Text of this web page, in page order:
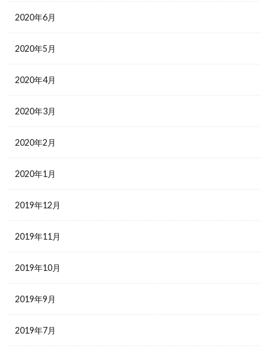
2020年6月
2020年5月
2020年4月
2020年3月
2020年2月
2020年1月
2019年12月
2019年11月
2019年10月
2019年9月
2019年7月